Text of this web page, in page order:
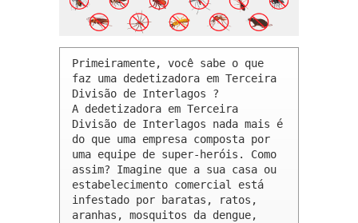
Primeiramente, você sabe o que
faz uma dedetizadora em Terceira
Divisão de Interlagos ?
A dedetizadora em Terceira
Divisão de Interlagos nada mais é
do que uma empresa composta por
uma equipe de super-heróis. Como
assim? Imagine que a sua casa ou
estabelecimento comercial está
infestado por baratas, ratos,
aranhas, mosquitos da dengue,